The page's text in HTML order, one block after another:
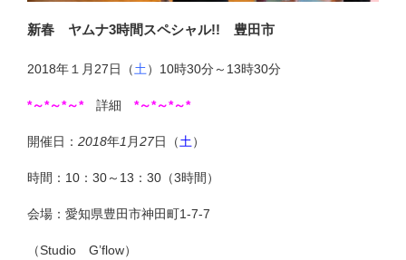
新春 ヤムナ3時間スペシャル!! 豊田市
2018年１月27日（土）10時30分～13時30分
*～*～*～* 詳細 *～*～*～*
開催日： 2018年1 月27日（土）
時間：10：30～13：30（3時間）
会場：愛知県豊田市神田町1-7-7
（Studio G’flow）